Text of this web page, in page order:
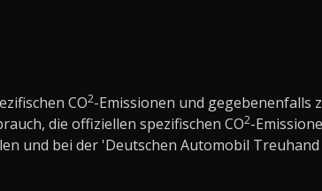
CO2-Emissionen und gegebenenfalls
die offiziellen spezifischen CO2-
und bei der 'Deutschen Automobil Treuhand